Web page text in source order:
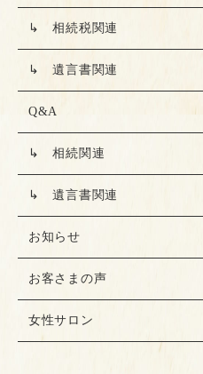
↳ 相続税関連
↳ 遺言書関連
Q&A
↳ 相続関連
↳ 遺言書関連
お知らせ
お客さまの声
女性サロン